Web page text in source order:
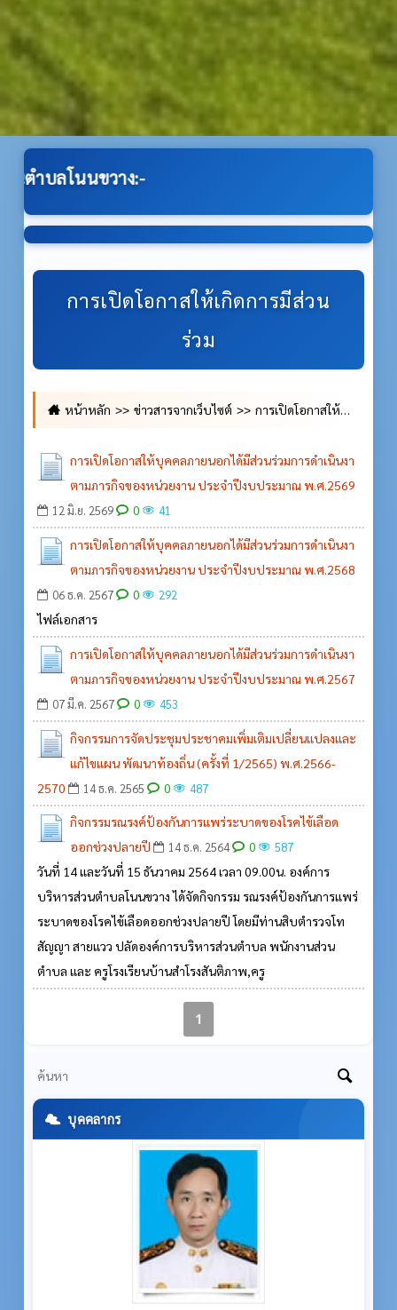
การเปิดโอกาสให้เกิดการมีส่วน
ร่วม
หน้าหลัก ข่าวสารจากเว็บไซต์ การเปิดโอกาสให้เกิดการมีส่วนร่วม
การเปิดโอกาสให้บุคคลภายนอกได้มีส่วนร่วมการดำเนินงา
ตามภารกิจของหน่วยงาน ประจำปีงบประมาณ พ.ศ.2569
12 มิ.ย. 2569 0 41
การเปิดโอกาสให้บุคคลภายนอกได้มีส่วนร่วมการดำเนินงา
ตามภารกิจของหน่วยงาน ประจำปีงบประมาณ พ.ศ.2568
06 ธ.ค. 2567 0 292
ไฟล์เอกสาร
การเปิดโอกาสให้บุคคลภายนอกได้มีส่วนร่วมการดำเนินงา
ตามภารกิจของหน่วยงาน ประจำปีงบประมาณ พ.ศ.2567
07 มี.ค. 2567 0 453
กิจกรรมการจัดประชุมประชาคมเพิ่มเติมเปลี่ยนแปลงและ
แก้ไขแผน พัฒนาท้องถิ่น (ครั้งที่ 1/2565) พ.ศ.2566-
2570
14 ธ.ค. 2565 0 487
กิจกรรมรณรงค์ป้องกันการแพร่ระบาดของโรคไข้เลือด
ออกช่วงปลายปี
14 ธ.ค. 2564 0 587
วันที่ 14 และวันที่ 15 ธันวาคม 2564 เวลา 09.00น. องค์การ
บริหารส่วนตำบลโนนขวาง ได้จัดกิจกรรม รณรงค์ป้องกันการแพร่
ระบาดของโรคไข้เลือดออกช่วงปลายปี โดยมีท่านสิบตำรวจโท
สัญญา สายแวว ปลัดองค์การบริหารส่วนตำบล พนักงานส่วน
ตำบล และ ครูโรงเรียนบ้านสำโรงสันติภาพ,ครู
1
บุคคลากร